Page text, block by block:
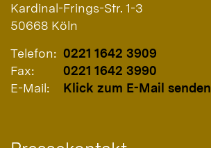
Kardinal-Frings-Str. 1-3
50668 Köln
Telefon: 0221 1642 3909
Fax:
0221 1642 3990
E-Mail:
Klick zum E-Mail senden